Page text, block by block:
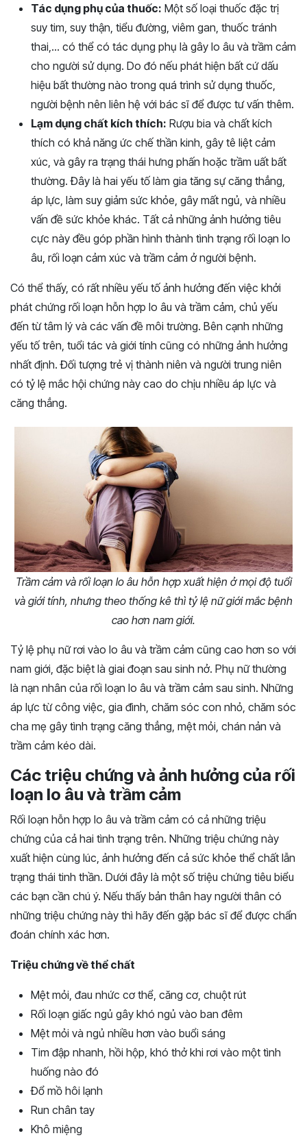
Tác dụng phụ của thuốc: Một số loại thuốc đặc trị
suy tim, suy thận, tiểu đường, viêm gan, thuốc tránh
thai,… có thể có tác dụng phụ là gây lo âu và trầm cảm
cho người sử dụng. Do đó nếu phát hiện bất cứ dấu
hiệu bất thường nào trong quá trình sử dụng thuốc,
người bệnh nên liên hệ với bác sĩ để được tư vấn thêm.
Lạm dụng chất kích thích: Rượu bia và chất kích
thích có khả năng ức chế thần kinh, gây tê liệt cảm
xúc, và gây ra trạng thái hưng phấn hoặc trầm uất bất
thường. Đây là hai yếu tố làm gia tăng sự căng thẳng,
áp lực, làm suy giảm sức khỏe, gây mất ngủ, và nhiều
vấn đề sức khỏe khác. Tất cả những ảnh hưởng tiêu
cực này đều góp phần hình thành tình trạng rối loạn lo
âu, rối loạn cảm xúc và trầm cảm ở người bệnh.
Có thể thấy, có rất nhiều yếu tố ảnh hưởng đến việc khởi
phát chứng rối loạn hỗn hợp lo âu và trầm cảm, chủ yếu
đến từ tâm lý và các vấn đề môi trường. Bên cạnh những
yếu tố trên, tuổi tác và giới tính cũng có những ảnh hưởng
nhất định. Đối tượng trẻ vị thành niên và người trung niên
có tỷ lệ mắc hội chứng này cao do chịu nhiều áp lực và
căng thẳng.
Trầm cảm và rối loạn lo âu hỗn hợp xuất hiện ở mọi độ tuổi
và giới tính, nhưng theo thống kê thì tỷ lệ nữ giới mắc bệnh
cao hơn nam giới.
Tỷ lệ phụ nữ rơi vào lo âu và trầm cảm cũng cao hơn so với
nam giới, đặc biệt là giai đoạn sau sinh nở. Phụ nữ thường
là nạn nhân của rối loạn lo âu và trầm cảm sau sinh. Những
áp lực từ công việc, gia đình, chăm sóc con nhỏ, chăm sóc
cha mẹ gây tình trạng căng thẳng, mệt mỏi, chán nản và
trầm cảm kéo dài.
Các triệu chứng và ảnh hưởng của rối
loạn lo âu và trầm cảm
Rối loạn hỗn hợp lo âu và trầm cảm có cả những triệu
chứng của cả hai tình trạng trên. Những triệu chứng này
xuất hiện cùng lúc, ảnh hưởng đến cả sức khỏe thể chất lẫn
trạng thái tinh thần. Dưới đây là một số triệu chứng tiêu biểu
các bạn cần chú ý. Nếu thấy bản thân hay người thân có
những triệu chứng này thì hãy đến gặp bác sĩ để được chẩn
đoán chính xác hơn.
Triệu chứng về thể chất
Mệt mỏi, đau nhức cơ thể, căng cơ, chuột rút
Rối loạn giấc ngủ gây khó ngủ vào ban đêm
Mệt mỏi và ngủ nhiều hơn vào buổi sáng
Tim đập nhanh, hồi hộp, khó thở khi rơi vào một tình
huống nào đó
Đổ mồ hôi lạnh
Run chân tay
Khô miệng